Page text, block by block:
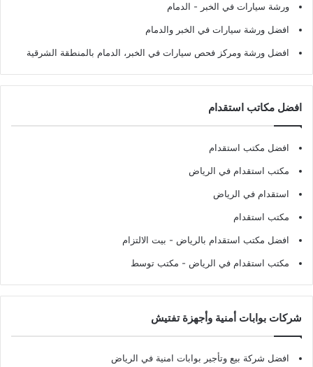
ورشة سيارات في الخبر - الدمام
افضل ورشة سيارات في الخبر والدمام
افضل ورشة ومركز فحص سيارات في الخبر، الدمام بالمنطقة الشرقية
افضل مكاتب استقدام
افضل مكتب استقدام
مكتب استقدام في الرياض
استقدام في الرياض
مكتب استقدام
افضل مكتب استقدام بالرياض - بيت الالتزام
مكتب استقدام في الرياض - مكتب توسط
شركات بوابات أمنية وأجهزة تفتيش
افضل شركة بيع وتأجير بوابات امنية في الرياض